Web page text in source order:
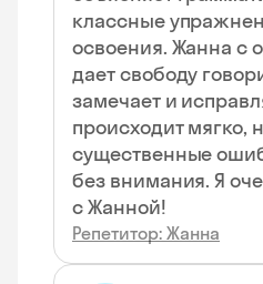
классные
освоения. Жанна с
дает свободу
замечает и
происходит мягко,
существенные
без внимания. Я
с Жанной!
Репетитор: Жанна